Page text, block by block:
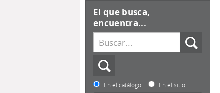
El que busca,
encuentra...
En el catálogo En el sitio